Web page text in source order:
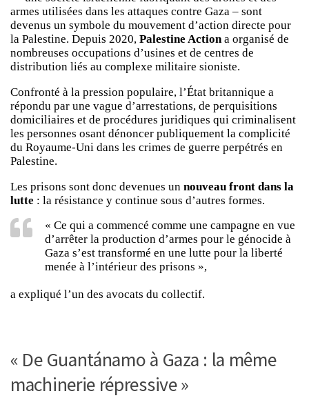
armes utilisées dans les attaques contre Gaza – sont
devenus un symbole du mouvement d’action directe pour
la Palestine. Depuis 2020, Palestine Actiona organisé de
nombreuses occupations d’usines et de centres de
distribution liés au complexe militaire sioniste.
Confronté à la pression populaire, l’État britannique a
répondu par une vague d’arrestations, de perquisitions
domiciliaires et de procédures juridiques qui criminalisent
les personnes osant dénoncer publiquement la complicité
du Royaume-Uni dans les crimes de guerre perpétrés en
Palestine.
Les prisons sont donc devenues un nouveau front dans la
lutte : la résistance y continue sous d’autres formes.
« Ce qui a commencé comme une campagne en vue
d’arrêter la production d’armes pour le génocide à
Gaza s’est transformé en une lutte pour la liberté
menée à l’intérieur des prisons »,
a expliqué l’un des avocats du collectif.
« De Guantánamo à Gaza : la même
machinerie répressive »